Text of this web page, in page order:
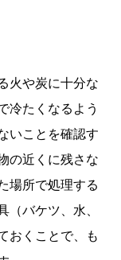
火や炭に十分な
冷たくなるよう
いことを確認す
の近くに残さな
場所で処理する
（バケツ、水、
おくことで、も